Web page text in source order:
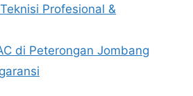
Profesional &
di Peterongan Jombang